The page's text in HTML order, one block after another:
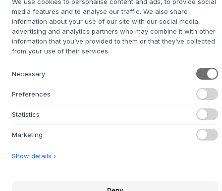
Purpurred and
Purpurred
DIMENSIONE:46 X 78 X 47.7 CM
DESCRIZIONE +
La sedia FM 622 di
acciaio riciclato, completata da sedile e schienale in
media features and to analyse our traffic. We also share
information about your use of our site with our social media,
advertising and analytics partners who may combine it with other
information that you’ve provided to them or that they’ve collected
from your use of their services.
Necessary
Preferences
Statistics
Marketing
Show details ›